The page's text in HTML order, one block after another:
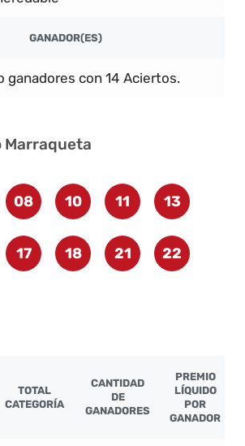
GANADOR(ES)
ganadores con 14 Aciertos.
Marraqueta
08 10 11 13
17 18 21 22
TOTAL
CATEGORÍA
CANTIDAD
DE
GANADORES
PREMIO
LÍQUIDO
POR
GANADOR